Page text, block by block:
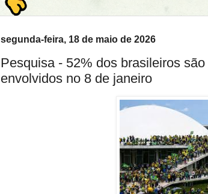
segunda-feira, 18 de maio de 2026
Pesquisa - 52% dos brasileiros
envolvidos no 8 de janeiro